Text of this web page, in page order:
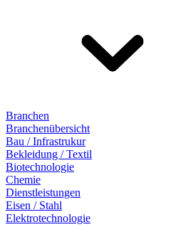
Branchen
Branchenübersicht
Bau / Infrastrukur
Bekleidung / Textil
Biotechnologie
Chemie
Dienstleistungen
Eisen / Stahl
Elektrotechnologie